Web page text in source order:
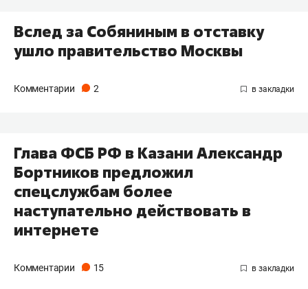
Вслед за Собяниным в отставку
ушло правительство Москвы
Комментарии 2
Глава ФСБ РФ в Казани Александр
Бортников предложил
спецслужбам более
наступательно действовать в
интернете
Комментарии 15